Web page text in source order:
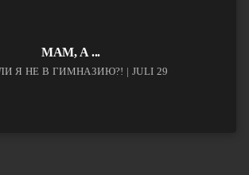
МАМ, А ...
Я НЕ В ГИМНАЗИЮ?! | JULI 29